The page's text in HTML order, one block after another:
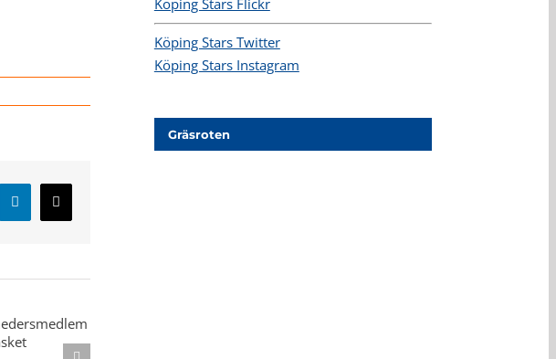
LinkedIn
E-
post
Köping Stars Flickr
Köping Stars Twitter
Köping Stars Instagram
Gräsroten